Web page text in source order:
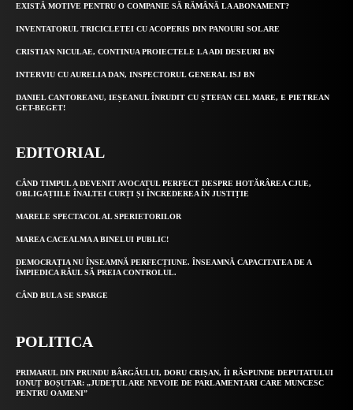
EXISTĂ MOTIVE PENTRU O COMPANIE SĂ RĂMÂNĂ LA ABONAMENT?
INVENTATORUL TRICICLETEI CU ACOPERIS DIN PANOURI SOLARE
CRISTIAN NICULAE, CONTINUA PROIECTELE LA ADI DESEURI BN
INTERVIU CU AURELIA DAN, INSPECTORUL GENERAL ISJ BN
DANIEL CANTOREANU, IEȘEANUL ÎNRUDIT CU ȘTEFAN CEL MARE, E PIETREAN
GET-BEGET!
EDITORIAL
CÂND TIMPUL A DEVENIT AVOCATUL PERFECT DESPRE HOTĂRÂREA CJUE,
OBLIGAȚIILE ÎNALTEI CURȚI ȘI ÎNCREDEREA ÎN JUSTIȚIE
MARELE SPECTACOL AL SPERIETORILOR
MAREA CACEALMA A BINELUI PUBLIC!
DEMOCRAȚIA NU ÎNSEAMNĂ PERFECȚIUNE. ÎNSEAMNĂ CAPACITATEA DE A
ÎMPIEDICA RĂUL SĂ PREIA CONTROLUL.
CÂND BULA SE SPARGE
POLITICA
PRIMARUL DIN PRUNDU BÂRGĂULUI, DORU CRIȘAN, ÎI RĂSPUNDE DEPUTATULUI
IONUȚ BOȘUTAR: „JUDEȚUL ARE NEVOIE DE PARLAMENTARI CARE MUNCESC
PENTRU OAMENI”